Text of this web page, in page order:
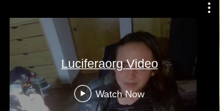
Luciferaorg Video
Watch Now